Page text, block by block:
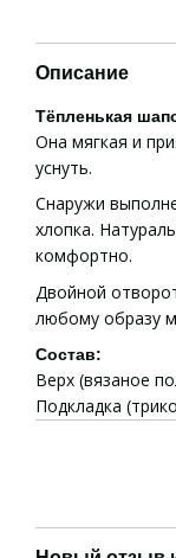
Описание
Тёпленькая
Она мягкая и
уснуть.
Снаружи
хлопка.
комфортно.
Двойной
любому образу
Состав:
Верх (вязаное
Подкладка